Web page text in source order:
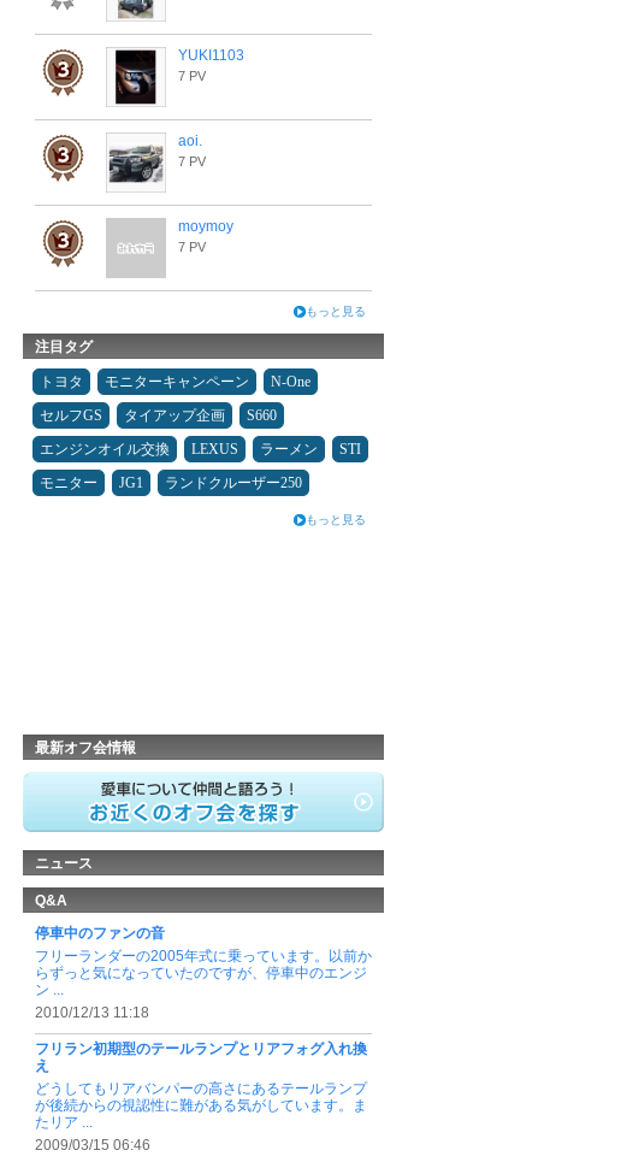
YUKI1103
7 PV
aoi.
7 PV
moymoy
7 PV
もっと見る
注目タグ
トヨタ モニターキャンペーン
N-One
セルフGS
タイアップ企画
S660
エンジンオイル交換
LEXUS ラーメン
STI
モニター
JG1 ランドクルーザー250
もっと見る
最新オフ会情報
ニュース
Q&A
停車中のファンの音
フリーランダーの2005年式に乗っています。以前か
らずっと気になっていたのですが、停車中のエンジ
ン ...
2010/12/13 11:18
フリラン初期型のテールランプとリアフォグ入れ換
え
どうしてもリアバンパーの高さにあるテールランプ
が後続からの視認性に難がある気がしています。ま
たリア ...
2009/03/15 06:46